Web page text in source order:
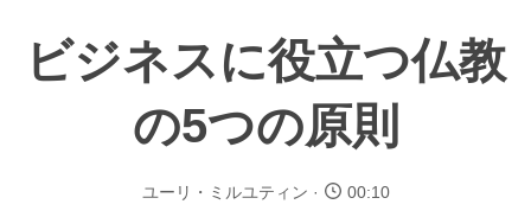
ビジネスに役立つ仏教
の5つの原則
ユーリ・ミルユティン 00:10